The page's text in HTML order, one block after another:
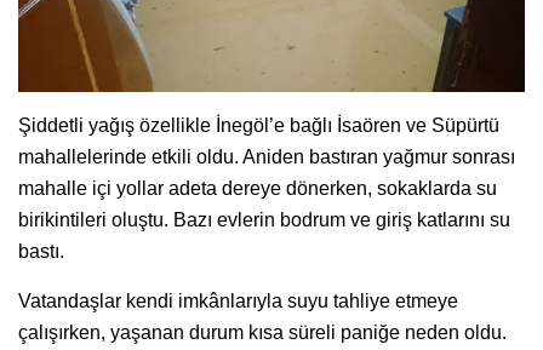
Şiddetli yağış özellikle İnegöl’e bağlı İsaören ve Süpürtü
mahallelerinde etkili oldu. Aniden bastıran yağmur sonrası
mahalle içi yollar adeta dereye dönerken, sokaklarda su
birikintileri oluştu. Bazı evlerin bodrum ve giriş katlarını su
bastı.
Vatandaşlar kendi imkânlarıyla suyu tahliye etmeye
çalışırken, yaşanan durum kısa süreli paniğe neden oldu.